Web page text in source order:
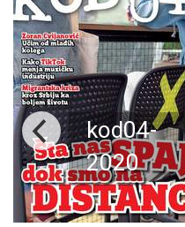
kod04-
2020